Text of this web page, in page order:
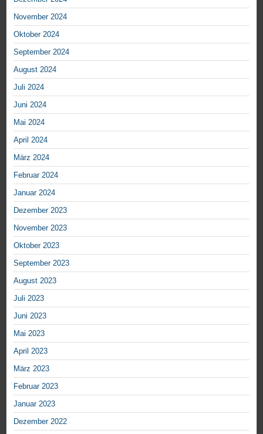
November 2024
Oktober 2024
September 2024
August 2024
Juli 2024
Juni 2024
Mai 2024
April 2024
März 2024
Februar 2024
Januar 2024
Dezember 2023
November 2023
Oktober 2023
September 2023
August 2023
Juli 2023
Juni 2023
Mai 2023
April 2023
März 2023
Februar 2023
Januar 2023
Dezember 2022